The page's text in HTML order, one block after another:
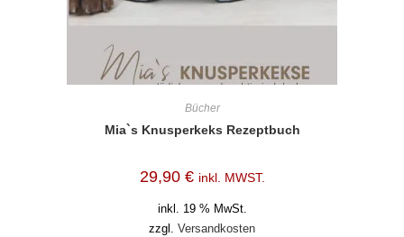
Bücher
Mia`s Knusperkeks Rezeptbuch
29,90 € inkl. MWST.
inkl. 19 % MwSt.
zzgl. Versandkosten